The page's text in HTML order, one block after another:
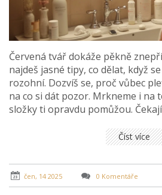
Červená tvář dokáže pěkně
najdeš jasné tipy, co dělat, když
rozohní. Dozvíš se, proč vůbec
na co si dát pozor. Mrkneme i na
složky ti opravdu pomůžou.
Číst více
čen, 14 2025 0 Komentáře